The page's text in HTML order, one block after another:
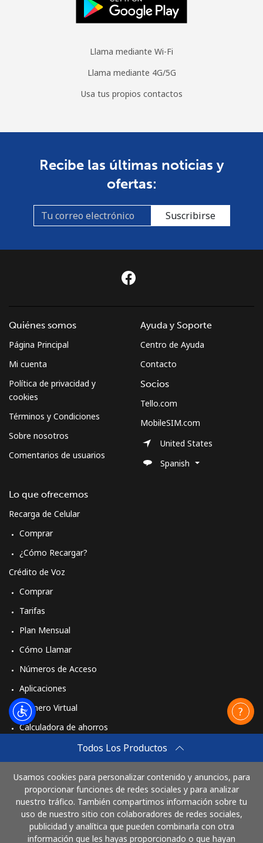
Llama mediante Wi-Fi
Llama mediante 4G/5G
Usa tus propios contactos
Recibe las últimas noticias y
ofertas:
Suscribirse
Todos Los Productos
Usamos cookies para personalizar contenido y anuncios, para
proporcionar funciones de redes sociales y para analizar
nuestro tráfico. También compartimos información sobre tu
uso de nuestro sitio con colaboradores de redes sociales,
publicidad y analítica que pueden combinarla con otra
información que les hayas proporcionado o que hayan
Quiénes somos
Página Principal
Mi cuenta
Política de privacidad y
cookies
Términos y Condiciones
Sobre nosotros
Comentarios de usuarios
Lo que ofrecemos
Recarga de Celular
Comprar
¿Cómo Recargar?
Crédito de Voz
Comprar
Tarifas
Plan Mensual
Cómo Llamar
Números de Acceso
Aplicaciones
Número Virtual
Calculadora de ahorros
Cómo funciona
Ayuda y Soporte
Centro de Ayuda
Contacto
Socios
Tello.com
MobileSIM.com
United States
Spanish
Paga con